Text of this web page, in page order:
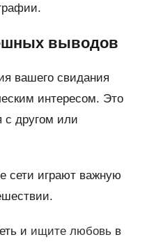
выводов
вашего свидания
интересом. Это
с другом или
сети играют важную
и ищите любовь в